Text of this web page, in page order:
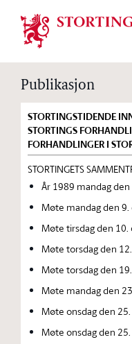
Publikasjon
STORTINGSTIDENDE
STORTINGS
FORHANDLINGER I
STORTINGETS
År 1989 mandag
Møte mandag den 9.
Møte tirsdag den 10.
Møte torsdag den
Møte torsdag den
Møte mandag den
Møte onsdag den
Møte onsdag den